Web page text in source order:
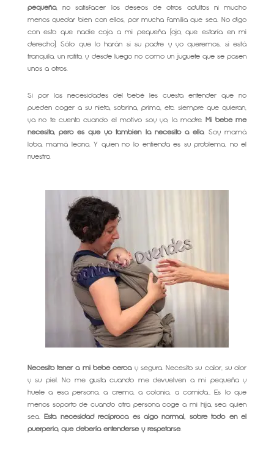
pequeña, no satisfacer los deseos de otros adultos ni mucho
menos quedar bien con ellos, por mucha familia que sea. No digo
con esto que nadie coja a mi pequeña (ojo, que estaría en mi
derecho). Sólo que lo harán si su padre y yo queremos, si está
tranquila, un ratito, y desde luego no como un juguete que se pasen
unos a otros.
Si por las necesidades del bebé les cuesta entender que no
pueden coger a su nieta, sobrina, prima, etc. siempre que quieran,
ya no te cuento cuando el motivo soy yo, la madre.Mi bebé me
necesita, pero es que yo también la necesito a ella. Soy mamá
loba, mamá leona. Y quien no lo entienda es su problema, no el
nuestro.
Necesito tener a mi bebé cercay segura. Necesito su calor, su olor
y su piel. No me gusta cuando me devuelven a mi pequeña y
huele a esa persona, a crema, a colonia, a comida… Es lo que
menos soporto de cuando otra persona coge a mi hija, sea quien
sea.Esta necesidad recíproca es algo normal, sobre todo en el
puerperio, que debería entenderse y respetarse.